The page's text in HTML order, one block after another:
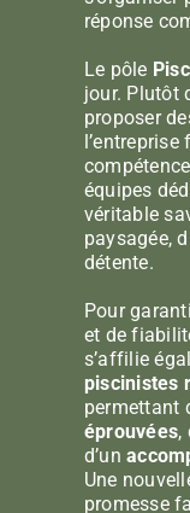
réponse
Le pôle
jour. Plutôt
proposer
équipes
véritable
paysagée,
détente.
Pour
et de
s’affilie
piscinistes
permettant
éprouvées,
d’un
Une
promesse